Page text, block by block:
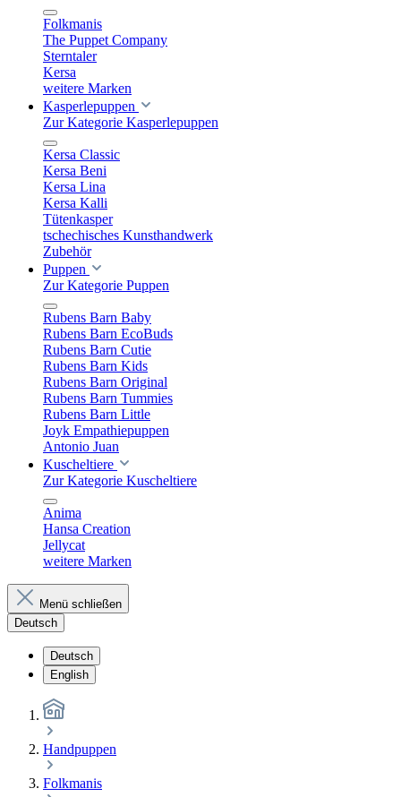
Folkmanis
The Puppet Company
Sterntaler
Kersa
weitere Marken
Kasperlepuppen
Zur Kategorie Kasperlepuppen
Kersa Classic
Kersa Beni
Kersa Lina
Kersa Kalli
Tütenkasper
tschechisches Kunsthandwerk
Zubehör
Puppen
Zur Kategorie Puppen
Rubens Barn Baby
Rubens Barn EcoBuds
Rubens Barn Cutie
Rubens Barn Kids
Rubens Barn Original
Rubens Barn Tummies
Rubens Barn Little
Joyk Empathiepuppen
Antonio Juan
Kuscheltiere
Zur Kategorie Kuscheltiere
Anima
Hansa Creation
Jellycat
weitere Marken
Menü schließen
Deutsch
Deutsch
English
Handpuppen
Folkmanis